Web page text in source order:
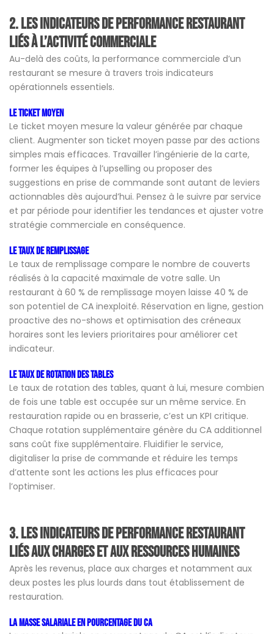
2.Les indicateurs de performance restaurant
liés à l’activité commerciale
Au-delà des coûts, la performance commerciale d’un
restaurant se mesure à travers trois indicateurs
opérationnels essentiels.
Le ticket moyen
Le ticket moyen mesure la valeur générée par chaque
client. Augmenter son ticket moyen passe par des actions
simples mais efficaces. Travailler l’ingénierie de la carte,
former les équipes à l’upselling ou proposer des
suggestions en prise de commande sont autant de leviers
actionnables dès aujourd’hui. Pensez à le suivre par service
et par période pour identifier les tendances et ajuster votre
stratégie commerciale en conséquence.
Le taux de remplissage
Le taux de remplissage compare le nombre de couverts
réalisés à la capacité maximale de votre salle. Un
restaurant à 60 % de remplissage moyen laisse 40 % de
son potentiel de CA inexploité. Réservation en ligne, gestion
proactive des no-shows et optimisation des créneaux
horaires sont les leviers prioritaires pour améliorer cet
indicateur.
Le taux de rotation des tables
Le taux de rotation des tables, quant à lui, mesure combien
de fois une table est occupée sur un même service. En
restauration rapide ou en brasserie, c’est un KPI critique.
Chaque rotation supplémentaire génère du CA additionnel
sans coût fixe supplémentaire. Fluidifier le service,
digitaliser la prise de commande et réduire les temps
d’attente sont les actions les plus efficaces pour
l’optimiser.
3.Les indicateurs de performance restaurant
liés aux charges et aux ressources humaines
Après les revenus, place aux charges et notamment aux
deux postes les plus lourds dans tout établissement de
restauration.
La masse salariale en pourcentage du CA